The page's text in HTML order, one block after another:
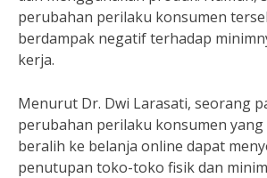
perubahan perilaku konsumen
berdampak negatif terhadap
kerja.
Menurut Dr. Dwi Larasati, seorang
perubahan perilaku konsumen
beralih ke belanja online dapat
penutupan toko-toko fisik dan